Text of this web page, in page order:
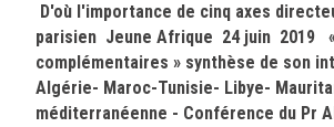
D'où l'importance de cinq axes
parisien Jeune Afrique 24 juin 2019
complémentaires » synthèse de son
Algérie- Maroc-Tunisie- Libye-
méditerranéenne - Conférence du Pr